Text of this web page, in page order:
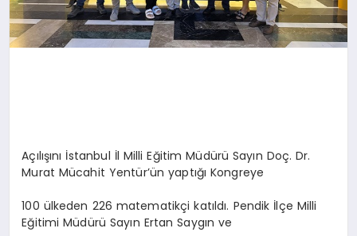
Açılışını İstanbul İl Milli Eğitim Müdürü Sayın Doç. Dr.
Murat Mücahit Yentür’ün yaptığı Kongreye
100 ülkeden 226 matematikçi katıldı. Pendik İlçe Milli
Eğitimi Müdürü Sayın Ertan Saygın ve